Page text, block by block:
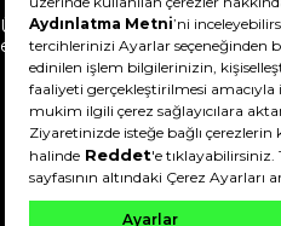
Ürünümü nasıl iade
edebilirim?
DeFactoFIT ©️ 2022-2026.